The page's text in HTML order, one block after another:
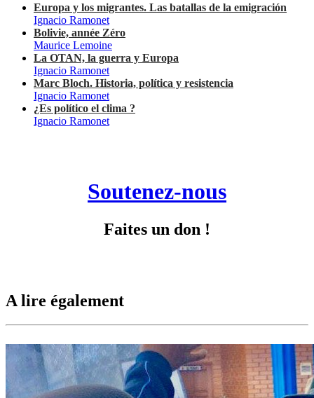
Europa y los migrantes. Las batallas de la emigración
Ignacio Ramonet
Bolivie, année Zéro
Maurice Lemoine
La OTAN, la guerra y Europa
Ignacio Ramonet
Marc Bloch. Historia, política y resistencia
Ignacio Ramonet
¿Es político el clima ?
Ignacio Ramonet
Soutenez-nous
Faites un don !
A lire également